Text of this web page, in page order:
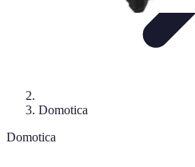
Domotica
Domotica